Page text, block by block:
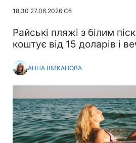
18:30 27.06.2026 Сб
Райські пляжі з білим
коштує від 15 доларів і
АННА ШИКАНОВА